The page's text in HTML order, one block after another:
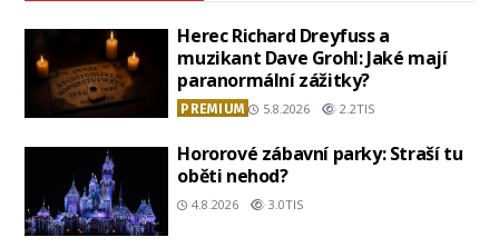
Herec Richard Dreyfuss a
muzikant Dave Grohl: Jaké mají
paranormální zážitky?
PREMIUM 5.8.2026 2.2TIS
Hororové zábavní parky: Straší tu
oběti nehod?
4.8.2026 3.0TIS